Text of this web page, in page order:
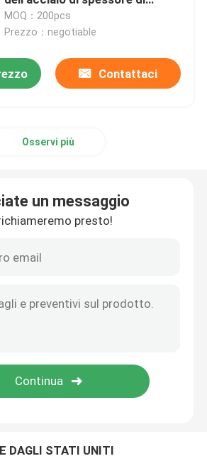
di pavimento
di serraggio
elettronici
0.8mm
MOQ：200pcs
Prezzo：negotiable
Contattaci
Osservi più
un messaggio
presto!
DAGLI STATI UNITI